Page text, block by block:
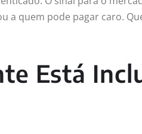
a quem pode pagar caro.
Está